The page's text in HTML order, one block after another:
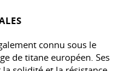
connu sous le
de titane européen. Ses